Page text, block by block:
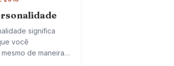
significa
você
de maneira